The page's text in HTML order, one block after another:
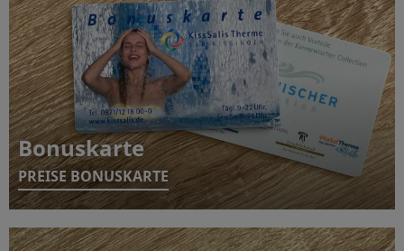
Bonuskarte
PREISE BONUSKARTE